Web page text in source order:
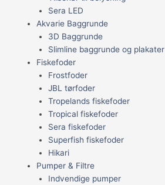
Sera LED
Akvarie Baggrunde
3D Baggrunde
Slimline baggrunde og plakater
Fiskefoder
Frostfoder
JBL tørfoder
Tropelands fiskefoder
Tropical fiskefoder
Sera fiskefoder
Superfish fiskefoder
Hikari
Pumper & Filtre
Indvendige pumper